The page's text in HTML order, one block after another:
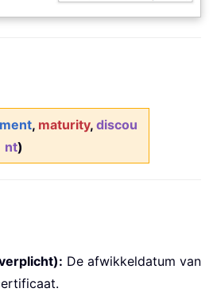
, maturity,discou
nt)
De afwikkeldatum van